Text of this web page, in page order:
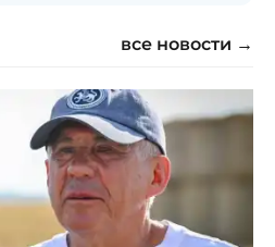
все новости →